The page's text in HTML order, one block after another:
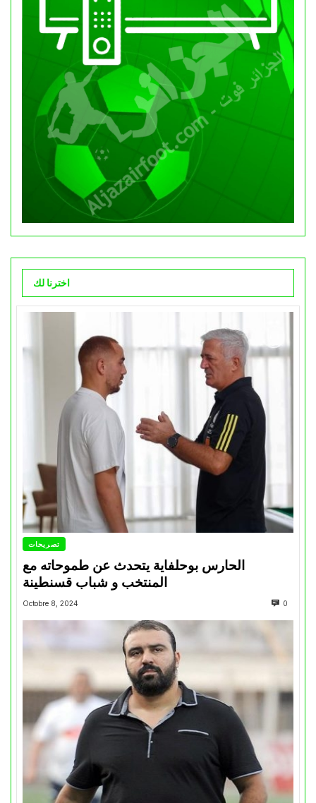
اخترنا لك
تصريحات
الحارس بوحلفاية يتحدث عن طموحاته مع
المنتخب و شباب قسنطينة
Octobre 8, 2024 0